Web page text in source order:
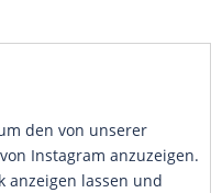
den von unserer
Instagram anzuzeigen.
anzeigen lassen und